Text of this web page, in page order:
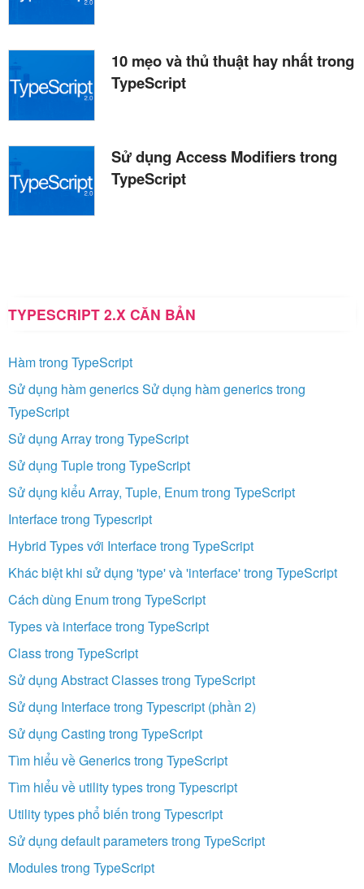
10 mẹo và thủ thuật hay nhất trong
TypeScript
Sử dụng Access Modifiers trong
TypeScript
TYPESCRIPT 2.X CĂN BẢN
Hàm trong TypeScript
Sử dụng hàm generics Sử dụng hàm generics trong
TypeScript
Sử dụng Array trong TypeScript
Sử dụng Tuple trong TypeScript
Sử dụng kiểu Array, Tuple, Enum trong TypeScript
Interface trong Typescript
Hybrid Types với Interface trong TypeScript
Khác biệt khi sử dụng 'type' và 'interface' trong TypeScript
Cách dùng Enum trong TypeScript
Types và interface trong TypeScript
Class trong TypeScript
Sử dụng Abstract Classes trong TypeScript
Sử dụng Interface trong Typescript (phần 2)
Sử dụng Casting trong TypeScript
Tìm hiểu về Generics trong TypeScript
Tìm hiểu về utility types trong Typescript
Utility types phổ biến trong Typescript
Sử dụng default parameters trong TypeScript
Modules trong TypeScript